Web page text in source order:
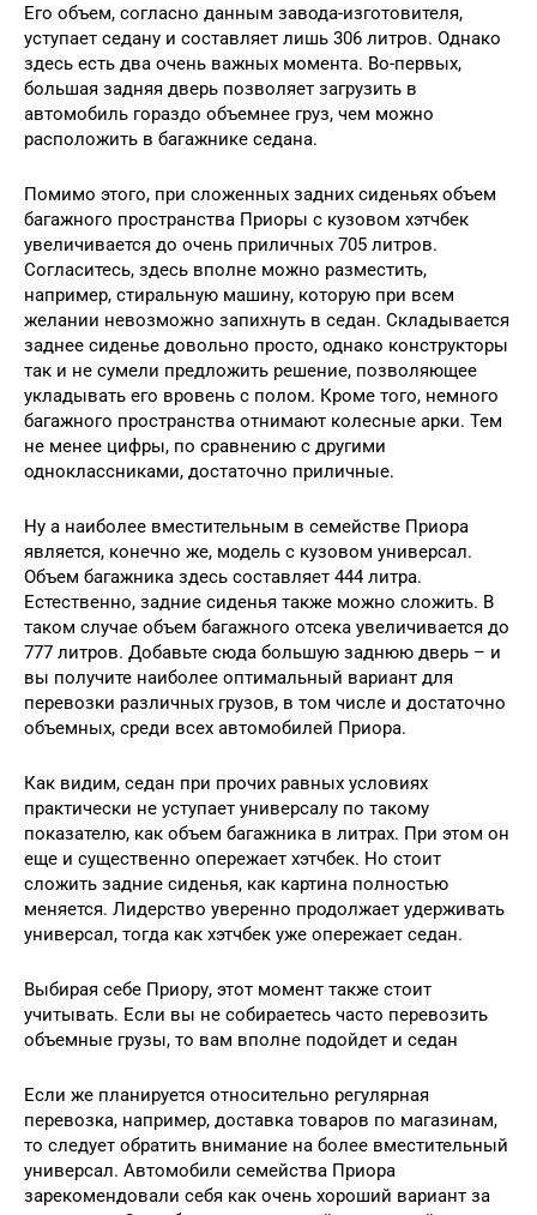
Его объем, согласно данным завода-изготовителя,
уступает седану и составляет лишь 306 литров. Однако
здесь есть два очень важных момента. Во-первых,
большая задняя дверь позволяет загрузить в
автомобиль гораздо объемнее груз, чем можно
расположить в багажнике седана.
Помимо этого, при сложенных задних сиденьях объем
багажного пространства Приоры с кузовом хэтчбек
увеличивается до очень приличных 705 литров.
Согласитесь, здесь вполне можно разместить,
например, стиральную машину, которую при всем
желании невозможно запихнуть в седан. Складывается
заднее сиденье довольно просто, однако конструкторы
так и не сумели предложить решение, позволяющее
укладывать его вровень с полом. Кроме того, немного
багажного пространства отнимают колесные арки. Тем
не менее цифры, по сравнению с другими
одноклассниками, достаточно приличные.
Ну а наиболее вместительным в семействе Приора
является, конечно же, модель с кузовом универсал.
Объем багажника здесь составляет 444 литра.
Естественно, задние сиденья также можно сложить. В
таком случае объем багажного отсека увеличивается до
777 литров. Добавьте сюда большую заднюю дверь – и
вы получите наиболее оптимальный вариант для
перевозки различных грузов, в том числе и достаточно
объемных, среди всех автомобилей Приора.
Как видим, седан при прочих равных условиях
практически не уступает универсалу по такому
показателю, как объем багажника в литрах. При этом он
еще и существенно опережает хэтчбек. Но стоит
сложить задние сиденья, как картина полностью
меняется. Лидерство уверенно продолжает удерживать
универсал, тогда как хэтчбек уже опережает седан.
Выбирая себе Приору, этот момент также стоит
учитывать. Если вы не собираетесь часто перевозить
объемные грузы, то вам вполне подойдет и седан
Если же планируется относительно регулярная
перевозка, например, доставка товаров по магазинам,
то следует обратить внимание на более вместительный
универсал. Автомобили семейства Приора
зарекомендовали себя как очень хороший вариант за